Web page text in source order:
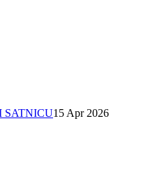
SATNICU15 Apr 2026